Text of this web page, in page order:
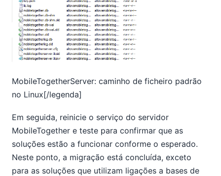
MobileTogetherServer: caminho de ficheiro padrão
no Linux[/legenda]
Em seguida, reinicie o serviço do servidor
MobileTogether e teste para confirmar que as
soluções estão a funcionar conforme o esperado.
Neste ponto, a migração está concluída, exceto
para as soluções que utilizam ligações a bases de